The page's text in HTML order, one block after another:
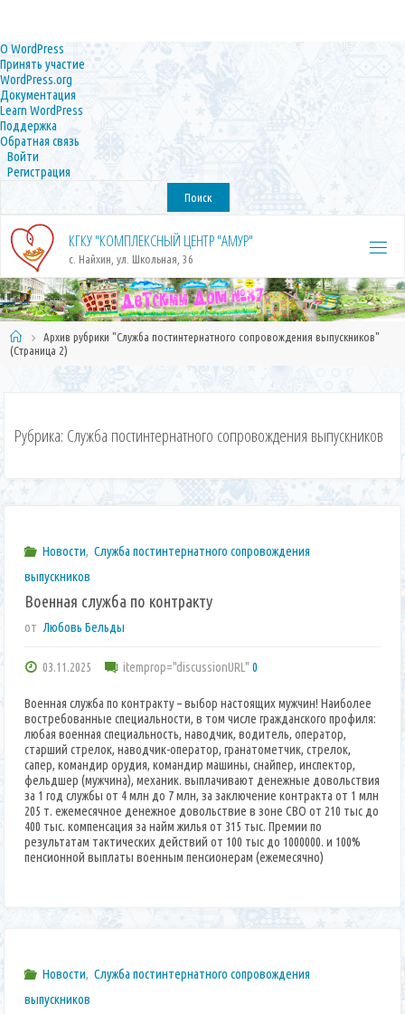
О
WordPress
О WordPress
Принять участие
WordPress.org
Документация
Learn WordPress
Поддержка
Обратная связь
Войти
Регистрация
Поиск
Перейти
содержимому
КГКУ "КОМПЛЕКСНЫЙ ЦЕНТР "АМУР"
с. Найхин, ул. Школьная, 36
ГлавнаяАрхив рубрики "Служба постинтернатного сопровождения выпускников"
(Страница 2)
Рубрика: Служба постинтернатного сопровождения выпускников
Новости, Служба постинтернатного сопровождения
выпускников
Военная служба по контракту
от Любовь Бельды
03.11.2025 itemprop="discussionURL" 0
Военная служба по контракту – выбор настоящих мужчин! Наиболее
востребованные специальности, в том числе гражданского профиля:
любая военная специальность, наводчик, водитель, оператор,
старший стрелок, наводчик-оператор, гранатометчик, стрелок,
сапер, командир орудия, командир машины, снайпер, инспектор,
фельдшер (мужчина), механик. выплачивают денежные довольствия
за 1 год службы от 4 млн до 7 млн, за заключение контракта от 1 млн
205 т. ежемесячное денежное довольствие в зоне СВО от 210 тыс до
400 тыс. компенсация за найм жилья от 315 тыс. Премии по
результатам тактических действий от 100 тыс до 1000000. и 100%
пенсионной выплаты военным пенсионерам (ежемесячно)
Новости, Служба постинтернатного сопровождения
выпускников